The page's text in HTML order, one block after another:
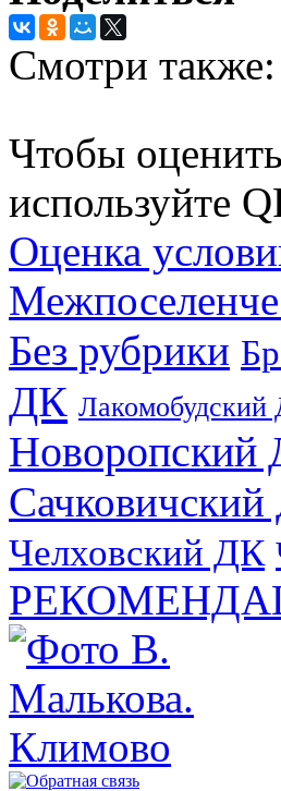
Смотри также:
Чтобы
используйте
Оценка
Без рубрики
ДК Лакомобудский
Новоропский
Челховский ДК